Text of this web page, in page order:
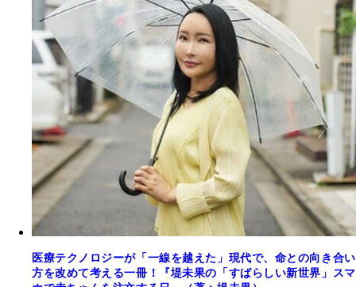
医療テクノロジーが「一線を越えた」現代で、命との向き合い
方を改めて考える一冊！『堤未果の「すばらしい新世界」スマ